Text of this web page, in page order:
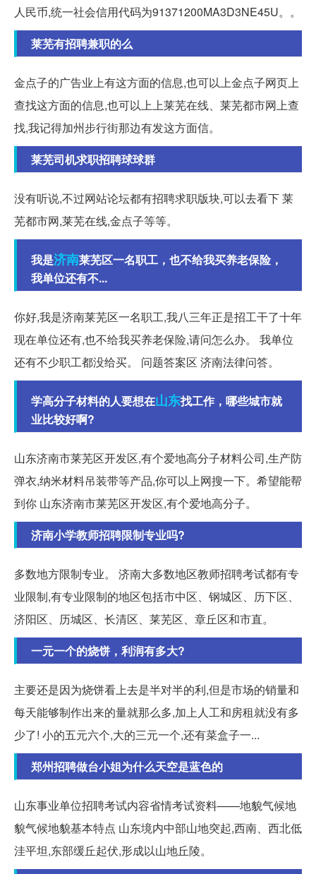
人民币,统一社会信用代码为91371200MA3D3NE45U。。
莱芜有招聘兼职的么
金点子的广告业上有这方面的信息,也可以上金点子网页上
查找这方面的信息,也可以上上莱芜在线、莱芜都市网上查
找,我记得加州步行街那边有发这方面信。
莱芜司机求职招聘球球群
没有听说,不过网站论坛都有招聘求职版块,可以去看下 莱
芜都市网,莱芜在线,金点子等等。
我是济南莱芜区一名职工，也不给我买养老保险，
我单位还有不...
你好,我是济南莱芜区一名职工,我八三年正是招工干了十年
现在单位还有,也不给我买养老保险,请问怎么办。 我单位
还有不少职工都没给买。 问题答案区 济南法律问答。
学高分子材料的人要想在山东找工作，哪些城市就
业比较好啊?
山东济南市莱芜区开发区,有个爱地高分子材料公司,生产防
弹衣,纳米材料吊装带等产品,你可以上网搜一下。希望能帮
到你 山东济南市莱芜区开发区,有个爱地高分子。
济南小学教师招聘限制专业吗?
多数地方限制专业。 济南大多数地区教师招聘考试都有专
业限制,有专业限制的地区包括市中区、钢城区、历下区、
济阳区、历城区、长清区、莱芜区、章丘区和市直。
一元一个的烧饼，利润有多大?
主要还是因为烧饼看上去是半对半的利,但是市场的销量和
每天能够制作出来的量就那么多,加上人工和房租就没有多
少了! 小的五元六个,大的三元一个,还有菜盒子一...
郑州招聘做台小姐为什么天空是蓝色的
山东事业单位招聘考试内容省情考试资料——地貌气候地
貌气候地貌基本特点 山东境内中部山地突起,西南、西北低
洼平坦,东部缓丘起伏,形成以山地丘陵。